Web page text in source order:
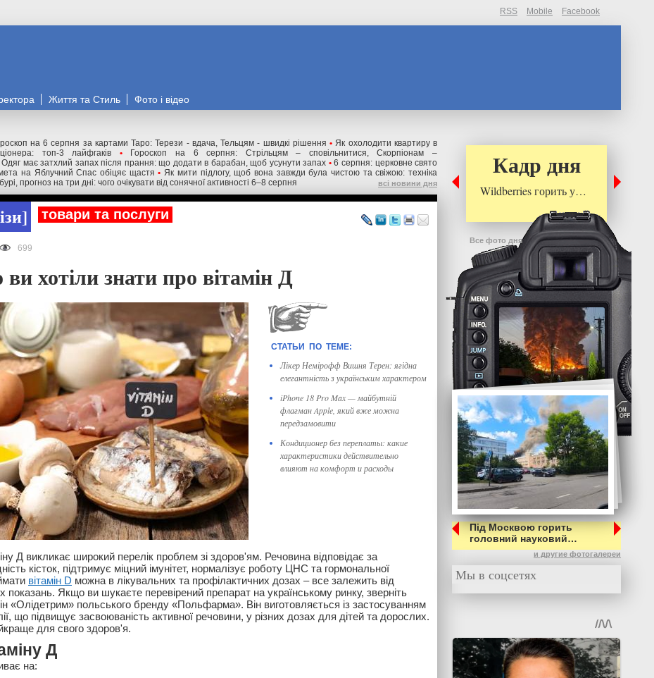
RSS Mobile Facebook
Життя та Стиль Фото і відео
на 6 серпня за картами Таро: Терези - вдача, Тельцям - швидкі рішення • Як охолодити квартиру в
топ-3 лайфгаків
•
Гороскоп на 6 серпня: Стрільцям – сповільнитися, Скорпіонам –
Одяг має затхлий запах після прання: що додати в барабан, щоб усунути запах • 6 серпня: церковне свято
на Яблучний Спас обіцяє щастя • Як мити підлогу, щоб вона завжди була чистою та свіжою: техніка
прогноз на три дні: чого очікувати від сонячної активності 6–8 серпня всі новини дня
товари та послуги
699
хотіли знати про вітамін Д
Лікер Немірофф Вишня Терен: ягідна
елегантність з українським характером
iPhone 18 Pro Max — майбутній
флагман Apple, який вже можна
передзамовити
Кондиционер без переплаты: какие
характеристики действительно
влияют на комфорт и расходы
Д викликає широкий перелік проблем зі здоров'ям. Речовина відповідає за
кісток, підтримує міцний імунітет, нормалізує роботу ЦНС та гормональної
вітамін D можна в лікувальних та профілактичних дозах – все залежить від
показань. Якщо ви шукаєте перевірений препарат на українському ринку, зверніть
«Олідетрим» польського бренду «Польфарма». Він виготовляється із застосуванням
що підвищує засвоюваність активної речовини, у різних дозах для дітей та дорослих.
для свого здоров'я.
Д
на:
Кадр дня
Wildberries горить у…
Все фото дня
Під Москвою горить
головний науковий…
и другие фотогалереи
Мы в соцсетях